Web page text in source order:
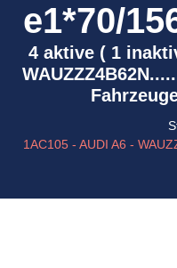
e1*70/
4 aktive ( 1
1AC105 - AUDI A6 -